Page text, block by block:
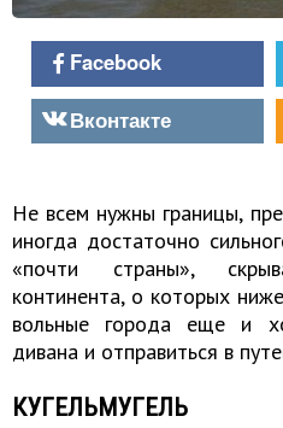
Facebook
Вконтакте
Не всем нужны границы,
иногда достаточно
«почти страны»,
континента, о которых
вольные города еще и
дивана и отправиться в
КУГЕЛЬМУГЕЛЬ